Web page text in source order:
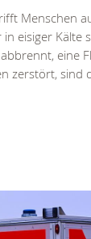
Menschen
eisiger Kälte
eine
zerstört, sind